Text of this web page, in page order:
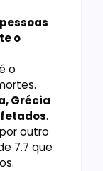
o
o
Grécia
.
outro
7.7 que